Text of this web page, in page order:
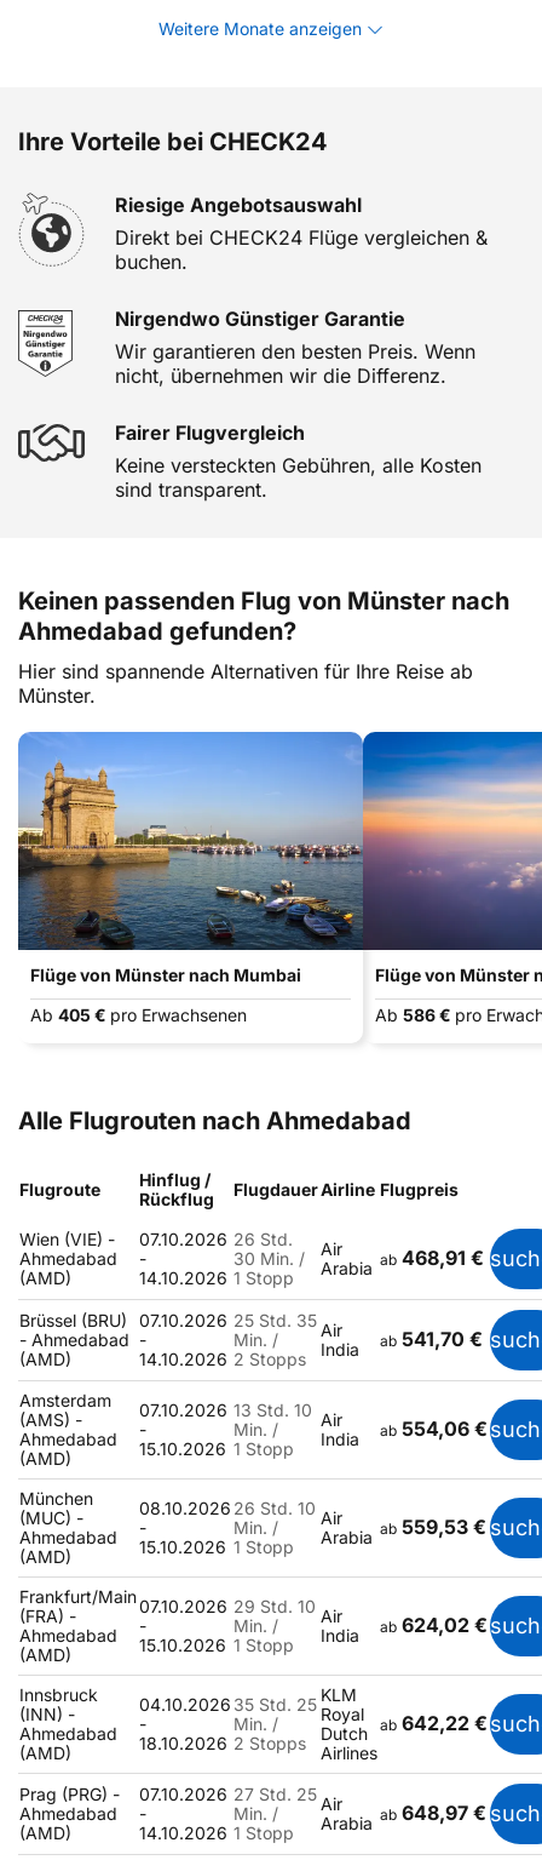
Weitere Monate anzeigen
Ihre Vorteile bei CHECK24
Riesige Angebotsauswahl
Direkt bei CHECK24 Flüge vergleichen &
buchen.
Nirgendwo Günstiger Garantie
Wir garantieren den besten Preis. Wenn
nicht, übernehmen wir die Differenz.
Fairer Flugvergleich
Keine versteckten Gebühren, alle Kosten
sind transparent.
Keinen passenden Flug von Münster nach
Ahmedabad gefunden?
Hier sind spannende Alternativen für Ihre Reise ab
Münster.
Flüge von Münster nach Mumbai
Ab 405 € pro Erwachsenen
Flüge von Münster
Ab 586 € pro
Alle Flugrouten nach Ahmedabad
Flugroute
Hinflug /
Rückflug
FlugdauerAirline Flugpreis
Wien (VIE) -
Ahmedabad
(AMD)
07.10.2026
-
14.10.2026
26 Std.
30 Min. /
1 Stopp
Air
Arabia ab 468,91 €
Brüssel (BRU)
- Ahmedabad
(AMD)
07.10.2026
-
14.10.2026
25 Std. 35
Min. /
2 Stopps
Air
India
ab 541,70 €
Amsterdam
(AMS) -
Ahmedabad
(AMD)
07.10.2026
-
15.10.2026
13 Std. 10
Min. /
1 Stopp
Air
India
ab 554,06 €
München
(MUC) -
Ahmedabad
(AMD)
08.10.2026
-
15.10.2026
26 Std. 10
Min. /
1 Stopp
Air
Arabia ab 559,53 €
Frankfurt/Main
(FRA) -
Ahmedabad
(AMD)
07.10.2026
-
15.10.2026
29 Std. 10
Min. /
1 Stopp
Air
India
ab 624,02 €
Innsbruck
(INN) -
Ahmedabad
(AMD)
04.10.2026
-
18.10.2026
35 Std. 25
Min. /
2 Stopps
KLM
Royal
Dutch
Airlines
ab 642,22 €
Prag (PRG) -
Ahmedabad
(AMD)
07.10.2026
-
14.10.2026
27 Std. 25
Min. /
1 Stopp
Air
Arabia ab 648,97 €